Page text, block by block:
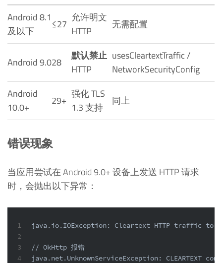
Android 8.1
及以下
≤27
允许明文
HTTP
无需配置
Android 9.028
默认禁止
HTTP
usesCleartextTraffic /
NetworkSecurityConfig
Android
10.0+
29+
强化 TLS
1.3 支持
同上
错误现象
当应用尝试在 Android 9.0+ 设备上发送 HTTP 请求
时，会抛出以下异常：
1
2
3
4
java.io.IOException: Cleartext HTTP traffic to
// OkHttp 报错
java.net.UnknownServiceException: